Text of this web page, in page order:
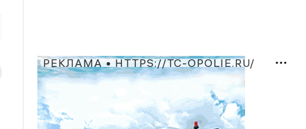
РЕКЛАМА • HTTPS://TC-OPOLIE.RU/